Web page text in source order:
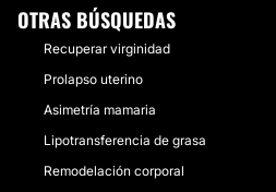
OTRAS BÚSQUEDAS
Recuperar virginidad
Prolapso uterino
Asimetría mamaria
Lipotransferencia de grasa
Remodelación corporal